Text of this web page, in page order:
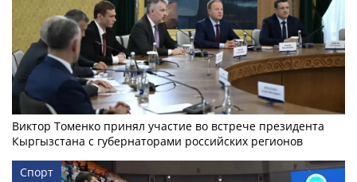
Виктор Томенко принял участие во встрече президента
Кыргызстана с губернаторами российских регионов
Спорт